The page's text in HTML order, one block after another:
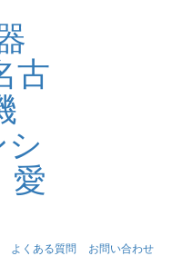
よくある質問
お問い合わせ